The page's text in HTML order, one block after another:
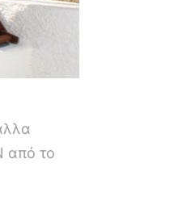
από το